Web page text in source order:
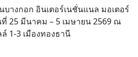
างกอก อินเตอร์เนชั่นแนล มอเตอร์
25 มีนาคม – 5 เมษายน 2569 ณ
1-3 เมืองทองธานี